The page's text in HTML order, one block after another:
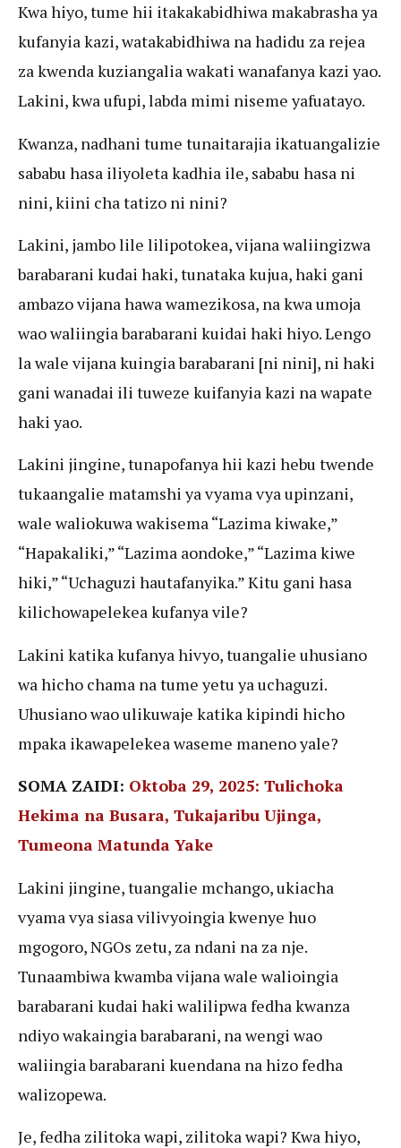
Kwa hiyo, tume hii itakakabidhiwa makabrasha ya
kufanyia kazi, watakabidhiwa na hadidu za rejea
za kwenda kuziangalia wakati wanafanya kazi yao.
Lakini, kwa ufupi, labda mimi niseme yafuatayo.
Kwanza, nadhani tume tunaitarajia ikatuangalizie
sababu hasa iliyoleta kadhia ile, sababu hasa ni
nini, kiini cha tatizo ni nini?
Lakini, jambo lile lilipotokea, vijana waliingizwa
barabarani kudai haki, tunataka kujua, haki gani
ambazo vijana hawa wamezikosa, na kwa umoja
wao waliingia barabarani kuidai haki hiyo. Lengo
la wale vijana kuingia barabarani [ni nini], ni haki
gani wanadai ili tuweze kuifanyia kazi na wapate
haki yao.
Lakini jingine, tunapofanya hii kazi hebu twende
tukaangalie matamshi ya vyama vya upinzani,
wale waliokuwa wakisema “Lazima kiwake,”
“Hapakaliki,” “Lazima aondoke,” “Lazima kiwe
hiki,” “Uchaguzi hautafanyika.” Kitu gani hasa
kilichowapelekea kufanya vile?
Lakini katika kufanya hivyo, tuangalie uhusiano
wa hicho chama na tume yetu ya uchaguzi.
Uhusiano wao ulikuwaje katika kipindi hicho
mpaka ikawapelekea waseme maneno yale?
SOMA ZAIDI: Oktoba 29, 2025: Tulichoka
Hekima na Busara, Tukajaribu Ujinga,
Tumeona Matunda Yake
Lakini jingine, tuangalie mchango, ukiacha
vyama vya siasa vilivyoingia kwenye huo
mgogoro, NGOs zetu, za ndani na za nje.
Tunaambiwa kwamba vijana wale walioingia
barabarani kudai haki walilipwa fedha kwanza
ndiyo wakaingia barabarani, na wengi wao
waliingia barabarani kuendana na hizo fedha
walizopewa.
Je, fedha zilitoka wapi, zilitoka wapi? Kwa hiyo,